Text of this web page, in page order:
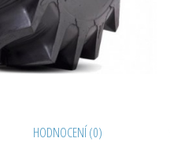
HODNOCENÍ (0)